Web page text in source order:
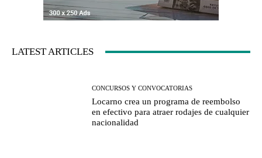
LATEST ARTICLES
CONCURSOS Y CONVOCATORIAS
Locarno crea un programa de reembolso
en efectivo para atraer rodajes de cualquier
nacionalidad